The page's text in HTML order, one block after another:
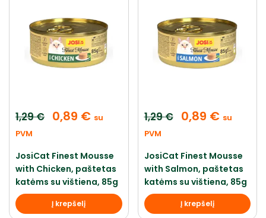
1,29€ 0,89 € su
PVM
JosiCat Finest Mousse
with Chicken, paštetas
katėms su vištiena, 85g
Į krepšelį
1,29€ 0,89 € su
PVM
JosiCat Finest Mousse
with Salmon, paštetas
katėms su vištiena, 85g
Į krepšelį